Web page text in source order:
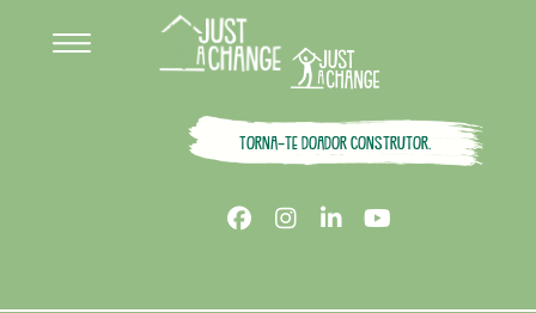
Torna-te doador construtor.